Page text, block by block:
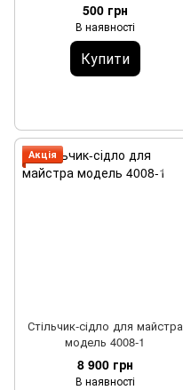
500 грн
В наявності
Купити
Акція
Стільчик-сідло для майстра
модель 4008-1
8 900 грн
В наявності